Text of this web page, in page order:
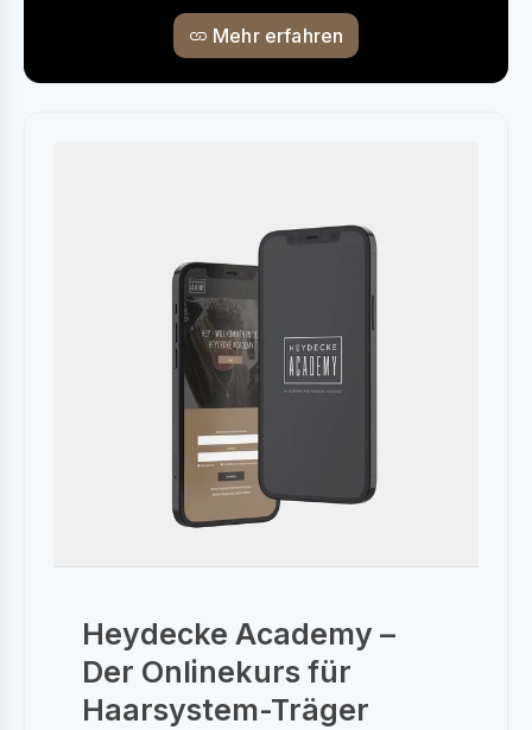
Mehr erfahren
Heydecke Academy –
Der Onlinekurs für
Haarsystem-Träger